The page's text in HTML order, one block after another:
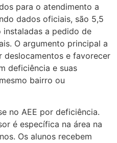
para o atendimento a
dados oficiais, são 5,5
instaladas a pedido de
O argumento principal a
deslocamentos e favorecer
deficiência e suas
bairro ou
no AEE por deficiência.
é específica na área na
Os alunos recebem